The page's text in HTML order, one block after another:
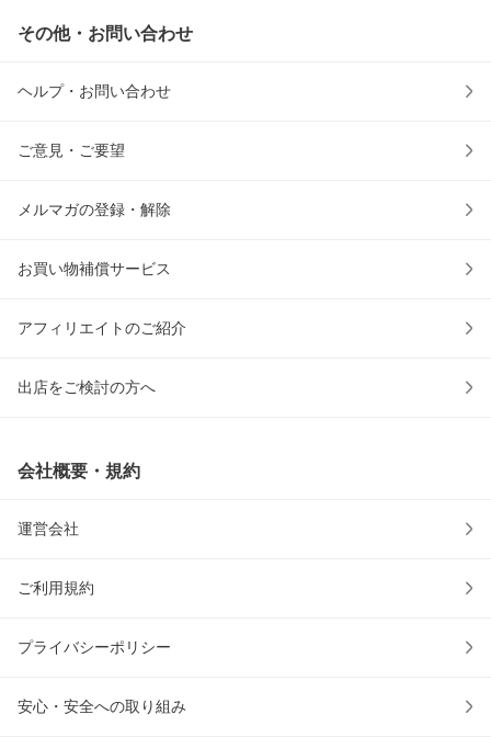
その他・お問い合わせ
ヘルプ・お問い合わせ
ご意見・ご要望
メルマガの登録・解除
お買い物補償サービス
アフィリエイトのご紹介
出店をご検討の方へ
会社概要・規約
運営会社
ご利用規約
プライバシーポリシー
安心・安全への取り組み